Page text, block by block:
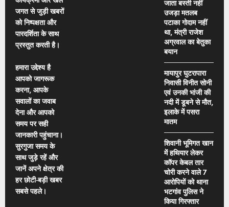
जगत से जुड़ी खबरों
को निष्पक्षता और
पारदर्शिता के साथ
प्रस्तुत करती है।
हमारा उद्देश्य है
आपको जागरूक
करना, आपके
सवालों का जवाब
देना और आपको
समय पर सही
जानकारी पहुंचाना।
सुरगुजा समय के
साथ जुड़े रहें और
जानें अपने क्षेत्र की
हर छोटी-बड़ी खबर
सबसे पहले।
जाता बस्ती नहीं
उजड़ा मतलब
पटाका गोदाम नहीं
था, मंत्री राजेश
अग्रवाल का बेतुका
बयान
मायापुर घुटरापारा
निवासी विनीत सोनी
एवं उनकी भांजी की
नदी में डूबने से मौत,
इलाके में पसरा
मातम
शिवानी भूमिगत खान
में हथियार लेकर
कॉपर केबल तार
चोरी करने वाले 7
आरोपियों को थाना
भटगांव पुलिस ने
किया गिरफ्तार